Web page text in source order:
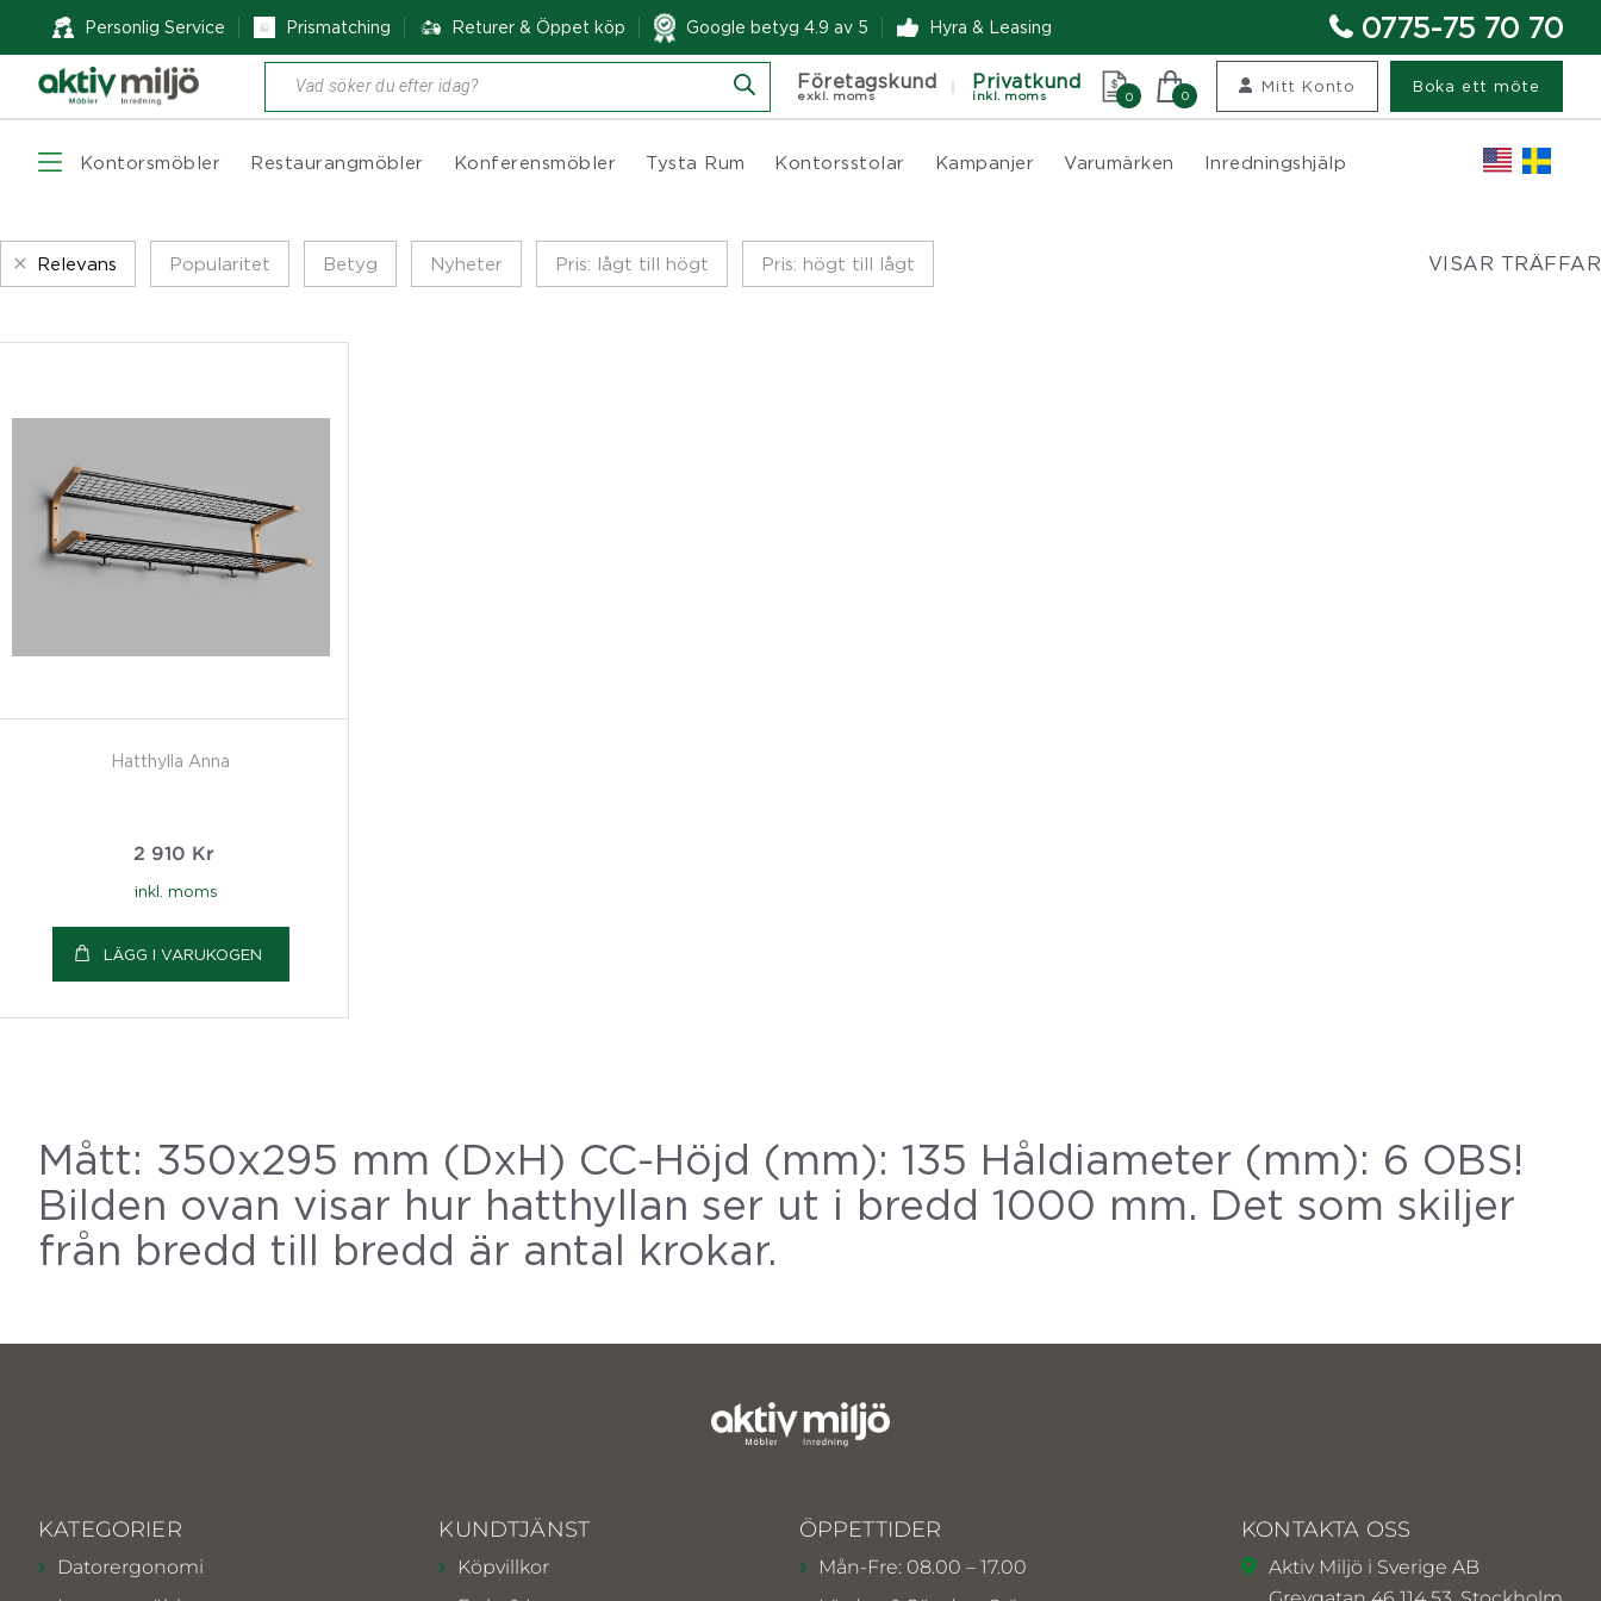
Personlig Service Prismatching Returer & Öppet köp Google betyg 4.9 av 5 Hyra & Leasing 0775-75 70 70
Produktsökning Företagskund
exkl. moms
Privatkund
inkl. moms 0 0
Mitt Konto Boka ett möte
Kontorsmöbler Restaurangmöbler Konferensmöbler Tysta Rum Kontorsstolar Kampanjer Varumärken Inredningshjälp
Relevans Popularitet Betyg Nyheter Pris: lågt till högt Pris: högt till lågt VISAR TRÄFFAR
Hatthylla Anna
2 910 Kr
inkl. moms
LÄGG I VARUKOGEN
Mått: 350x295 mm (DxH) CC-Höjd (mm): 135 Håldiameter (mm): 6 OBS!
Bilden ovan visar hur hatthyllan ser ut i bredd 1000 mm. Det som skiljer
från bredd till bredd är antal krokar.
KATEGORIER
Datorergonomi
KUNDTJÄNST
Köpvillkor
ÖPPETTIDER
Mån-Fre: 08.00 – 17.00
KONTAKTA OSS
Aktiv Miljö i Sverige AB